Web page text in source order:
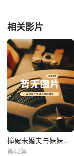
相关影片
撞破未婚夫与妹妹打野战 撞破未婚夫与妹妹打野战
第42集